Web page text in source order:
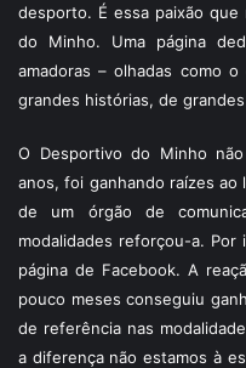
desporto. É essa paixão que
do Minho. Uma página
amadoras – olhadas como
grandes histórias, de
O Desportivo do Minho
anos, foi ganhando raízes
de um órgão de
modalidades reforçou-a.
página de Facebook. A
pouco meses conseguiu
de referência nas
a diferença não estamos à